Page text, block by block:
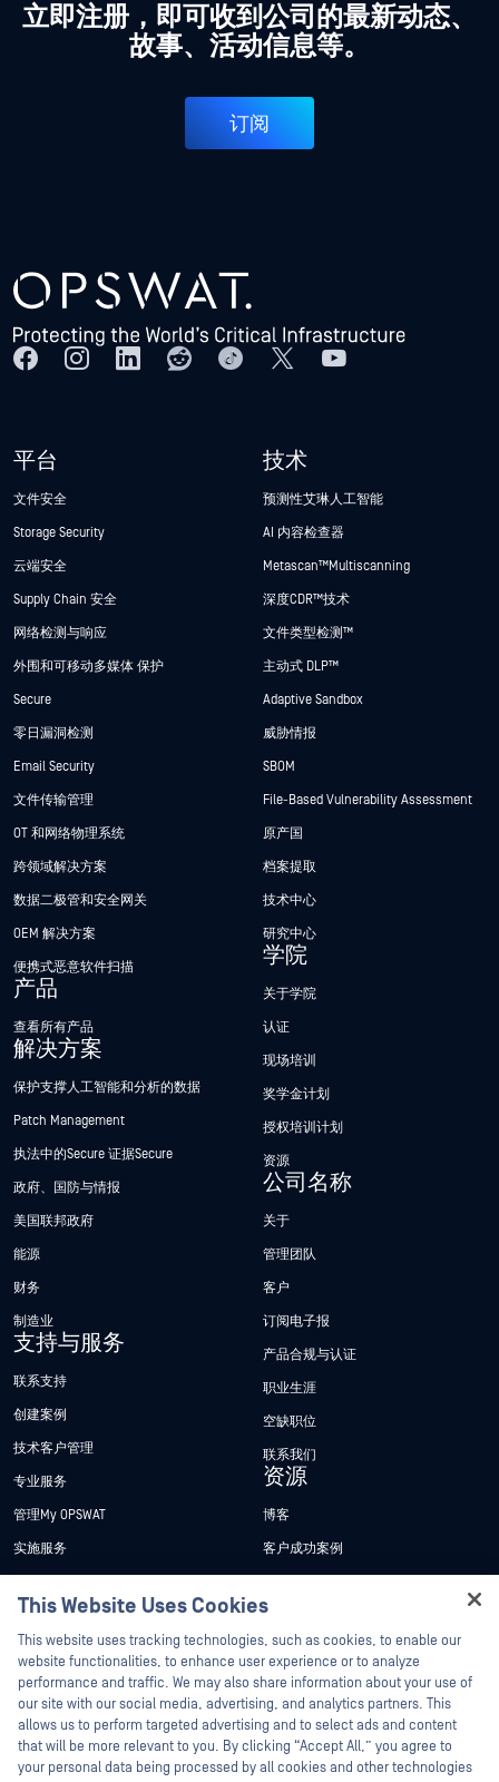
立即注册，即可收到公司的最新动态、
故事、活动信息等。
订阅
平台
文件安全
Storage Security
云端安全
Supply Chain 安全
网络检测与响应
外围和可移动多媒体 保护
Secure
零日漏洞检测
Email Security
文件传输管理
OT 和网络物理系统
跨领域解决方案
数据二极管和安全网关
OEM 解决方案
便携式恶意软件扫描
产品
查看所有产品
解决方案
保护支撑人工智能和分析的数据
Patch Management
执法中的Secure 证据Secure
政府、国防与情报
美国联邦政府
能源
财务
制造业
支持与服务
联系支持
创建案例
技术客户管理
专业服务
管理My OPSWAT
实施服务
技术文档
培训
漏洞计划
合作伙伴
认证
技术合作伙伴
技术
预测性艾琳人工智能
AI 内容检查器
Metascan™ Multiscanning
深度CDR™技术
文件类型检测™
主动式 DLP™
Adaptive Sandbox
威胁情报
SBOM
File-Based Vulnerability Assessment
原产国
档案提取
技术中心
研究中心
学院
关于学院
认证
现场培训
奖学金计划
授权培训计划
资源
公司名称
关于
管理团队
客户
订阅电子报
产品合规与认证
职业生涯
空缺职位
联系我们
资源
博客
客户成功案例
新闻报道
活动
网络研讨会
产品型录
白皮书
This Website Uses Cookies
This website uses tracking technologies, such as cookies, to enable our
website functionalities, to enhance user experience or to analyze
performance and traffic. We may also share information about your use of
our site with our social media, advertising, and analytics partners. This
allows us to perform targeted advertising and to select ads and content
that will be more relevant to you. By clicking “Accept All,” you agree to
your personal data being processed by all cookies and other technologies
Hey there!
I'm Ozzy, your OPSWAT virtual assistant.
How can I help you secure what's critical
today?